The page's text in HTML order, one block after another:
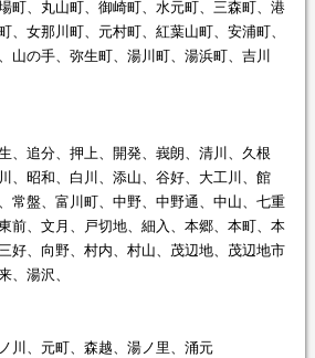
町、丸山町、御崎町、水元町、三森町、港
、女那川町、元村町、紅葉山町、安浦町、
山の手、弥生町、湯川町、湯浜町、吉川
、追分、押上、開発、峩朗、清川、久根
、昭和、白川、添山、谷好、大工川、館
常盤、富川町、中野、中野通、中山、七重
前、文月、戸切地、細入、本郷、本町、本
好、向野、村内、村山、茂辺地、茂辺地市
、湯沢、
川、元町、森越、湯ノ里、涌元